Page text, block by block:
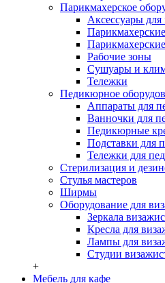
Парикмахерское
Аксессуары
Рабочие зоны
Сушуары и
Тележки
Педикюрное
Аппараты для
Ванночки для
Педикюрные
Подставки для
Тележки для
Стерилизация и
Стулья мастеров
Ширмы
Оборудование для
Зеркала
Кресла для
Лампы для
Студии
+
Мебель для кафе